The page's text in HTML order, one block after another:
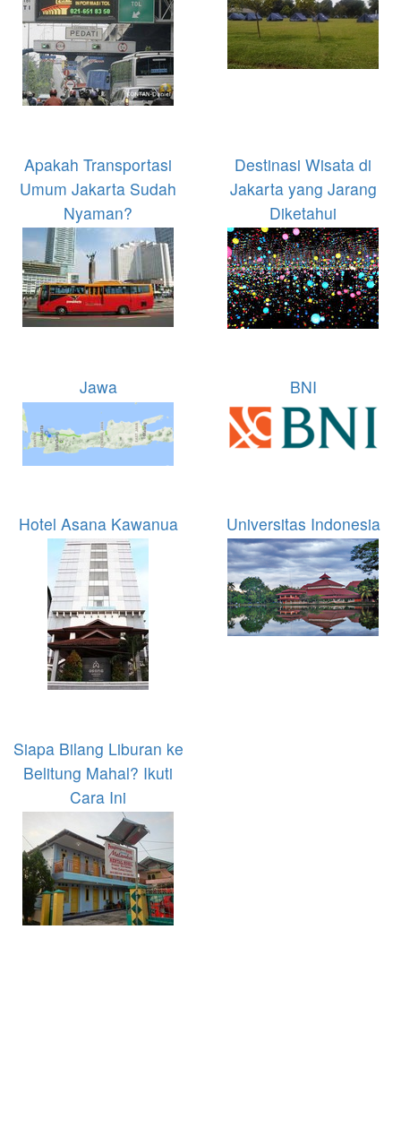
Apakah Transportasi
Umum Jakarta Sudah
Nyaman?
Destinasi Wisata di
Jakarta yang Jarang
Diketahui
Jawa BNI
Hotel Asana Kawanua Universitas Indonesia
Siapa Bilang Liburan ke
Belitung Mahal? Ikuti
Cara Ini